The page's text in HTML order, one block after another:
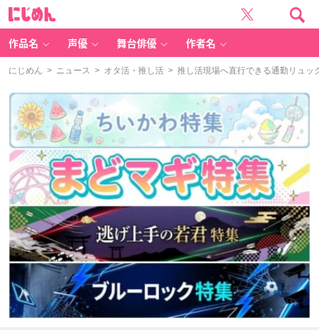
作品名 声優 舞台俳優 作者名
にじめん > ニュース > オタ活・推し活 > 推し活現場へ直行できる通勤リュッ